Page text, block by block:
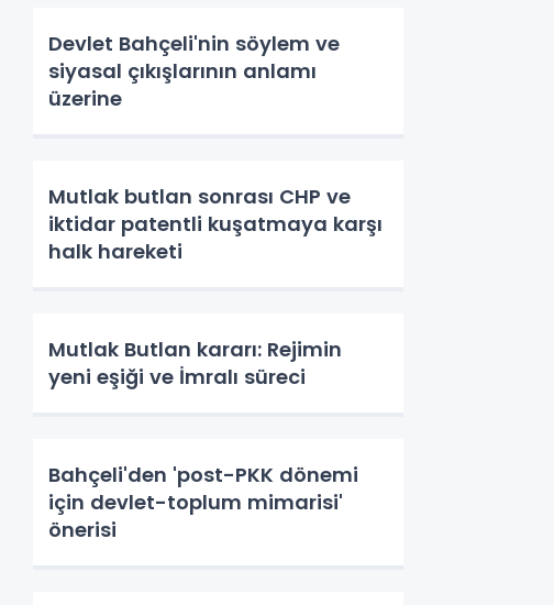
Devlet Bahçeli'nin söylem ve
siyasal çıkışlarının anlamı
üzerine
Mutlak butlan sonrası CHP ve
iktidar patentli kuşatmaya karşı
halk hareketi
Mutlak Butlan kararı: Rejimin
yeni eşiği ve İmralı süreci
Bahçeli'den 'post-PKK dönemi
için devlet-toplum mimarisi'
önerisi